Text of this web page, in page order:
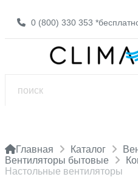
0 (800) 330 353
Главная Каталог
Вентиляторы бытовые
Настольные вентиляторы